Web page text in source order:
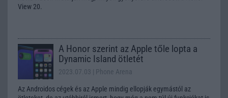
View 20.
A Honor szerint az Apple tőle lopta a
Dynamic Island ötletét
2023.07.03 | Phone Arena
Az Androidos cégek és az Apple mindig ellopják egymástól az